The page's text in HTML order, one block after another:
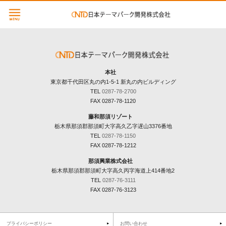
本社
東京都千代田区丸の内1-5-1 新丸の内ビルディング
TEL 0287-78-2700
FAX 0287-78-1120
藤和那須リゾート
栃木県那須郡那須町大字高久乙字遅山3376番地
TEL 0287-78-1150
FAX 0287-78-1212
那須興業株式会社
栃木県那須郡那須町大字高久丙字海道上414番地2
TEL 0287-76-3111
FAX 0287-76-3123
プライバシーポリシー お問い合わせ